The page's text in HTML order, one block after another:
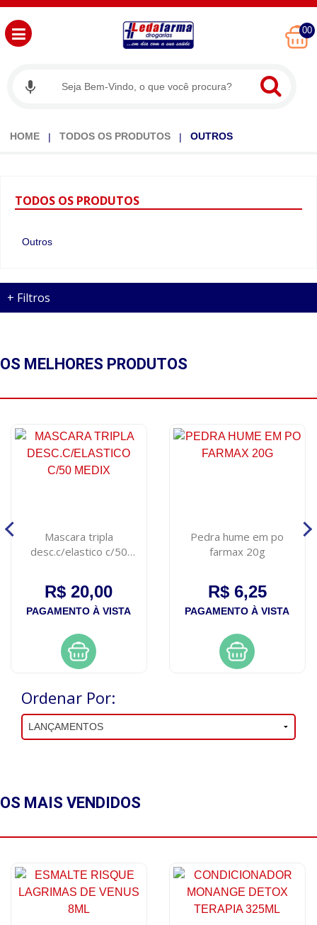
00
HOME TODOS OS PRODUTOS OUTROS
TODOS OS PRODUTOS
Outros
+ Filtros
OS MELHORES PRODUTOS
Mascara tripla
desc.c/elastico c/50
R$ 20,00
PAGAMENTO À VISTA
Pedra hume em po
farmax 20g
R$ 6,25
PAGAMENTO À VISTA
Ordenar Por:
OS MAIS VENDIDOS